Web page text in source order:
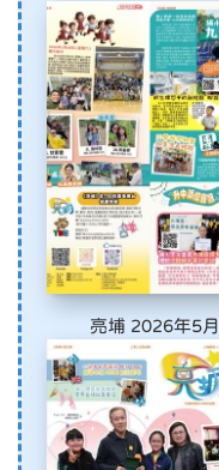
亮埔 2026年5月